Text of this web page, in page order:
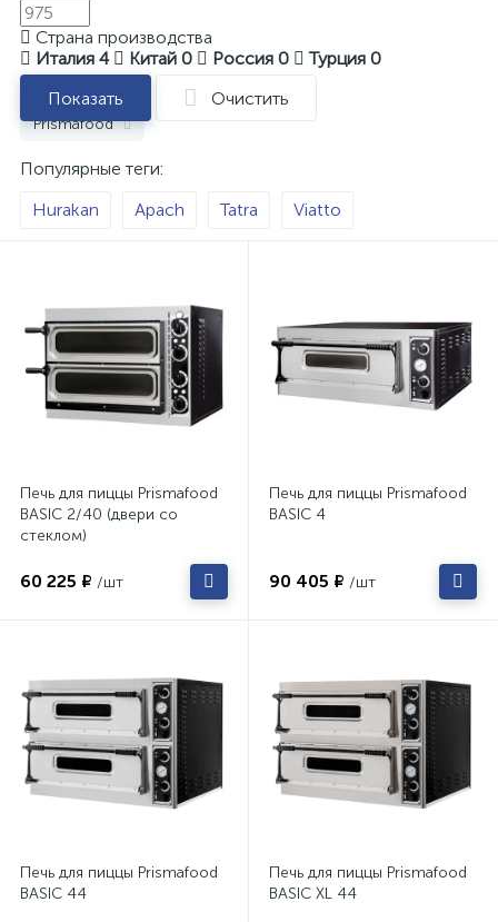
Страна производства
Италия 4 Китай 0 Россия 0 Турция 0
Показать
Очистить
Prismafood
Популярные теги:
Hurakan
Apach Tatra Viatto
Печь для пиццы Prismafood
BASIC 2/40 (двери со
стеклом)
60 225 ₽ /шт
Печь для пиццы Prismafood
BASIC 4
90 405 ₽ /шт
Печь для пиццы Prismafood
BASIC 44
Печь для пиццы Prismafood
BASIC XL 44